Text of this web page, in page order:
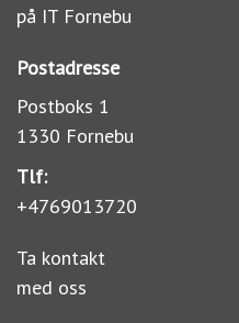
på IT Fornebu
Postadresse
Postboks 1
1330 Fornebu
Tlf:
+4769013720
Ta kontakt
med oss